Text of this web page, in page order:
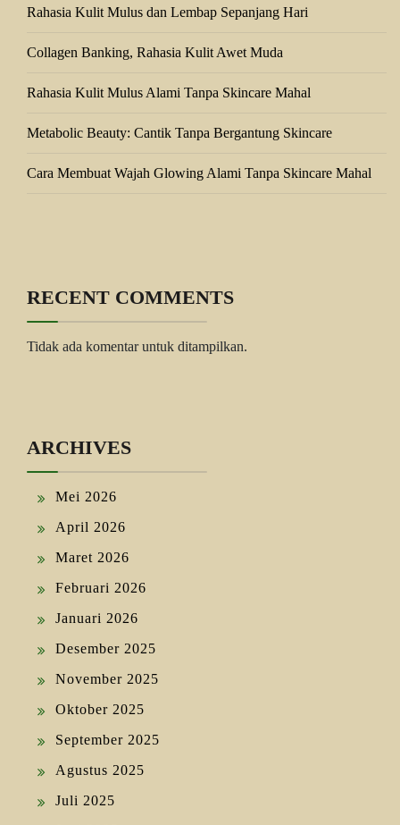
Rahasia Kulit Mulus dan Lembap Sepanjang Hari
Collagen Banking, Rahasia Kulit Awet Muda
Rahasia Kulit Mulus Alami Tanpa Skincare Mahal
Metabolic Beauty: Cantik Tanpa Bergantung Skincare
Cara Membuat Wajah Glowing Alami Tanpa Skincare Mahal
RECENT COMMENTS
Tidak ada komentar untuk ditampilkan.
ARCHIVES
Mei 2026
April 2026
Maret 2026
Februari 2026
Januari 2026
Desember 2025
November 2025
Oktober 2025
September 2025
Agustus 2025
Juli 2025